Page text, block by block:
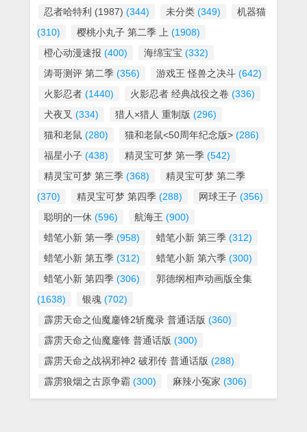
忍者哈特利 (1987) (344) 未分类 (349)
机器猫
(310)
樱桃小丸子 第二季 上 (1908)
橙心动漫速报 (400) 海绵宝宝 (332)
涛哥测评 第二季 (356) 游戏王 怪兽之决斗 (642)
火影忍者 (1440) 火影忍者 经典战役之卷 (336)
犬夜叉 (334) 猎人×猎人 重制版 (296)
猫和老鼠 (280) 猫和老鼠<50周年纪念版> (286)
福星小子 (438) 精灵宝可梦 第一季 (542)
精灵宝可梦 第三季 (368)
精灵宝可梦 第二季
(370)
精灵宝可梦 第四季 (288) 网球王子 (356)
聪明的一休 (596) 航海王 (900)
蜡笔小新 第一季 (958) 蜡笔小新 第三季 (312)
蜡笔小新 第五季 (312) 蜡笔小新 第六季 (300)
蜡笔小新 第四季 (306)
郭德纲相声动画版全集
(1638)
银魂 (702)
霹雳天命之仙魔鏖锋2斩魔录 普通话版 (360)
霹雳天命之仙魔鏖锋 普通话版 (300)
霹雳天命之战祸邪神2 破邪传 普通话版 (288)
霹雳狼烟之古原争霸 (300) 麻辣小冤家 (306)